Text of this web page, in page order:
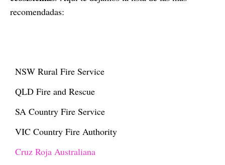
recomendadas:
NSW Rural Fire Service
QLD Fire and Rescue
SA Country Fire Service
VIC Country Fire Authority
Cruz Roja Australiana